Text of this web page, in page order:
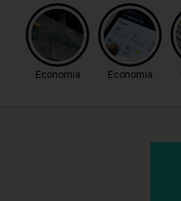
Economia Economia